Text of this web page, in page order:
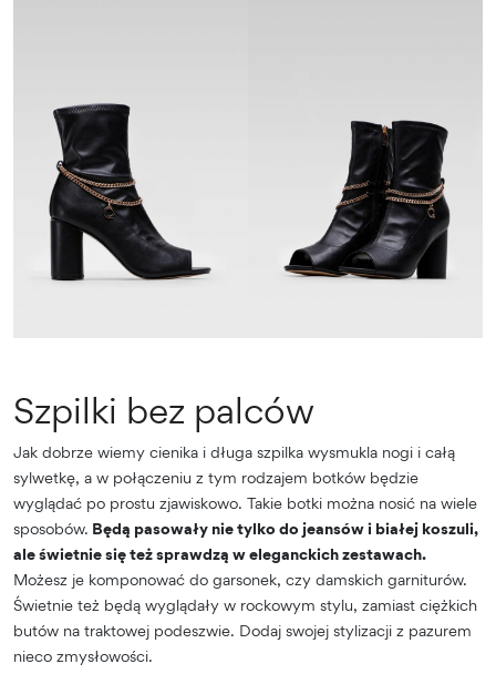
Szpilki bez palców
Jak dobrze wiemy cienika i długa szpilka wysmukla nogi i całą
sylwetkę, a w połączeniu z tym rodzajem botków będzie
wyglądać po prostu zjawiskowo. Takie botki można nosić na wiele
sposobów. Będą pasowały nie tylko do jeansów i białej koszuli,
ale świetnie się też sprawdzą w eleganckich zestawach.
Możesz je komponować do garsonek, czy damskich garniturów.
Świetnie też będą wyglądały w rockowym stylu, zamiast ciężkich
butów na traktowej podeszwie. Dodaj swojej stylizacji z pazurem
nieco zmysłowości.